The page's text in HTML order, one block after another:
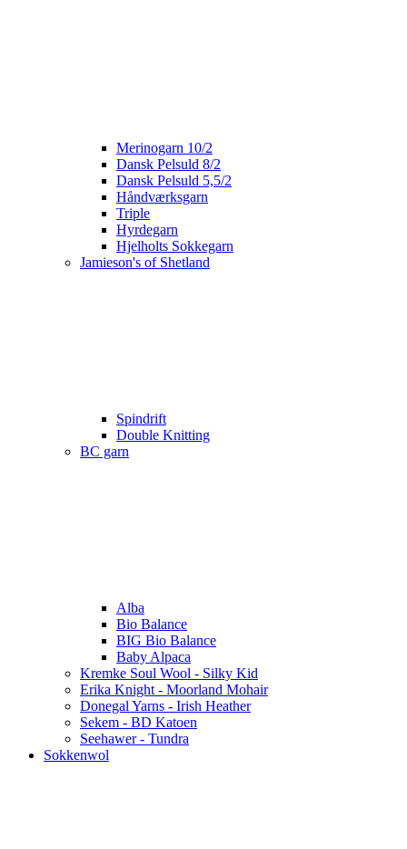
Merinogarn 10/2
Dansk Pelsuld 8/2
Dansk Pelsuld 5,5/2
Håndværksgarn
Triple
Hyrdegarn
Hjelholts Sokkegarn
Jamieson's of Shetland
Spindrift
Double Knitting
BC garn
Alba
Bio Balance
BIG Bio Balance
Baby Alpaca
Kremke Soul Wool - Silky Kid
Erika Knight - Moorland Mohair
Donegal Yarns - Irish Heather
Sekem - BD Katoen
Seehawer - Tundra
Sokkenwol